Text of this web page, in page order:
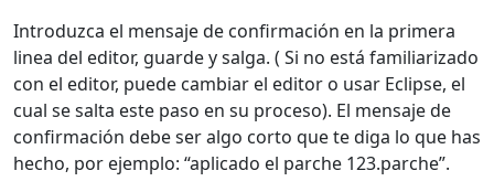
Introduzca el mensaje de confirmación en la primera
linea del editor, guarde y salga. ( Si no está familiarizado
con el editor, puede cambiar el editor o usar Eclipse, el
cual se salta este paso en su proceso). El mensaje de
confirmación debe ser algo corto que te diga lo que has
hecho, por ejemplo: “aplicado el parche 123.parche”.